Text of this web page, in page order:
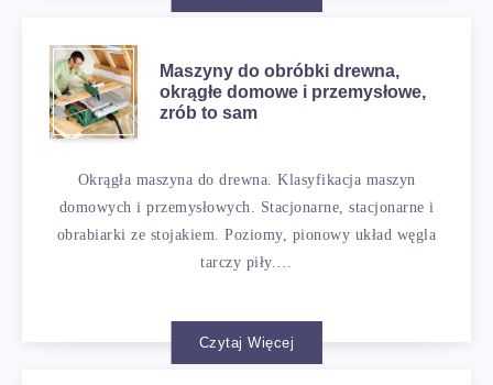
Maszyny do obróbki drewna,
okrągłe domowe i przemysłowe,
zrób to sam
Okrągła maszyna do drewna. Klasyfikacja maszyn
domowych i przemysłowych. Stacjonarne, stacjonarne i
obrabiarki ze stojakiem. Poziomy, pionowy układ węgla
tarczy piły.…
Czytaj Więcej